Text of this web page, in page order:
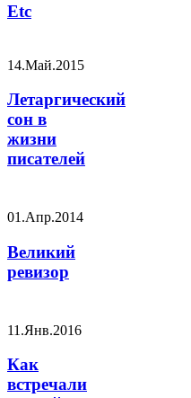
Etc
14.Май.2015
Летаргический
сон в
жизни
писателей
01.Апр.2014
Великий
ревизор
11.Янв.2016
Как
встречали